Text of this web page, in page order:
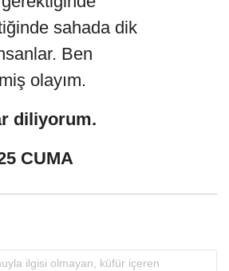
sahada dik
Ben
olayım.
diliyorum.
CUMA